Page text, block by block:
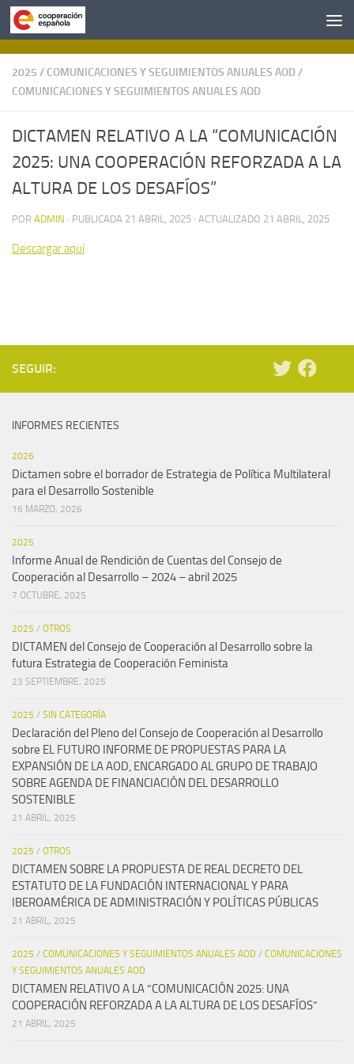
Saltar al contenido
2025 / COMUNICACIONES Y SEGUIMIENTOS ANUALES AOD /
COMUNICACIONES Y SEGUIMIENTOS ANUALES AOD
DICTAMEN RELATIVO A LA “COMUNICACIÓN
2025: UNA COOPERACIÓN REFORZADA A LA
ALTURA DE LOS DESAFÍOS”
POR ADMIN · PUBLICADA 21 ABRIL, 2025 · ACTUALIZADO 21 ABRIL, 2025
Descargar aquí
SEGUIR:
INFORMES RECIENTES
2026
Dictamen sobre el borrador de Estrategia de Política Multilateral
para el Desarrollo Sostenible
16 MARZO, 2026
2025
Informe Anual de Rendición de Cuentas del Consejo de
Cooperación al Desarrollo – 2024 – abril 2025
7 OCTUBRE, 2025
2025 / OTROS
DICTAMEN del Consejo de Cooperación al Desarrollo sobre la
futura Estrategia de Cooperación Feminista
23 SEPTIEMBRE, 2025
2025 / SIN CATEGORÍA
Declaración del Pleno del Consejo de Cooperación al Desarrollo
sobre EL FUTURO INFORME DE PROPUESTAS PARA LA
EXPANSIÓN DE LA AOD, ENCARGADO AL GRUPO DE TRABAJO
SOBRE AGENDA DE FINANCIACIÓN DEL DESARROLLO
SOSTENIBLE
21 ABRIL, 2025
2025 / OTROS
DICTAMEN SOBRE LA PROPUESTA DE REAL DECRETO DEL
ESTATUTO DE LA FUNDACIÓN INTERNACIONAL Y PARA
IBEROAMÉRICA DE ADMINISTRACIÓN Y POLÍTICAS PÚBLICAS
21 ABRIL, 2025
2025 / COMUNICACIONES Y SEGUIMIENTOS ANUALES AOD / COMUNICACIONES
Y SEGUIMIENTOS ANUALES AOD
DICTAMEN RELATIVO A LA “COMUNICACIÓN 2025: UNA
COOPERACIÓN REFORZADA A LA ALTURA DE LOS DESAFÍOS”
21 ABRIL, 2025